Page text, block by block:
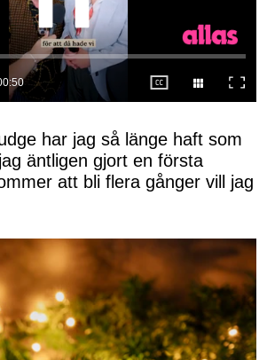
har jag så länge haft som
äntligen gjort en första
att bli flera gånger vill jag